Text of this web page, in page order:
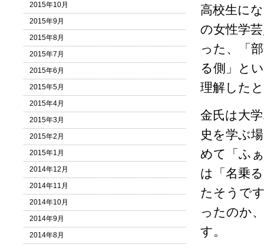
高校生に
の女性学
った、「
る側」と
理解した
金氏は大
史を学ぶ
めて「ふ
は「名乗
たそうで
ったのか
す。
2015年10月
2015年9月
2015年8月
2015年7月
2015年6月
2015年5月
2015年4月
2015年3月
2015年2月
2015年1月
2014年12月
2014年11月
2014年10月
2014年9月
2014年8月